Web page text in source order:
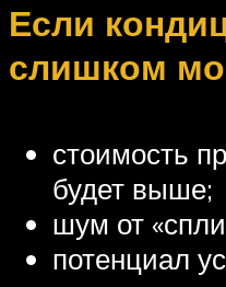
Если
слишком
стоимость
будет выше;
шум от
потенциал